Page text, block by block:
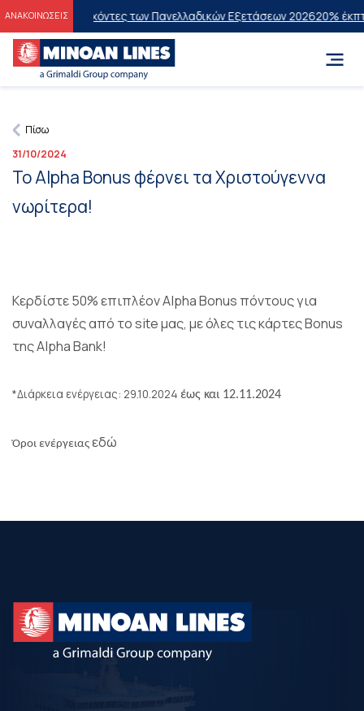
ΑΝΑΚΟΙΝΩΣΕΙΣ
στους Επιτυχόντες των Πανελλαδικών Εξετάσεων 202620%
Πίσω
31/10/2024
Το Alpha Bonus φέρνει τα Χριστούγεννα
νωρίτερα!
Κερδίστε 50% επιπλέον Alpha Bonus πόντους για
συναλλαγές από το site μας, με όλες τις κάρτες Bonus
της Alpha Bank!
*Διάρκεια ενέργειας: 29.10.2024 έως και 12.11.2024
Όροι ενέργειας εδώ